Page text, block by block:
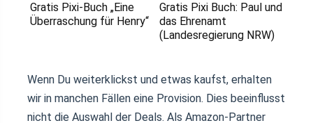
Gratis Pixi-Buch „Eine
Überraschung für Henry“
Gratis Pixi Buch: Paul und
das Ehrenamt
(Landesregierung NRW)
Wenn Du weiterklickst und etwas kaufst, erhalten
wir in manchen Fällen eine Provision. Dies beeinflusst
nicht die Auswahl der Deals. Als Amazon-Partner